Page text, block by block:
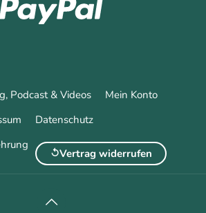
Podcast & Videos
Mein Konto
Datenschutz
Vertrag widerrufen